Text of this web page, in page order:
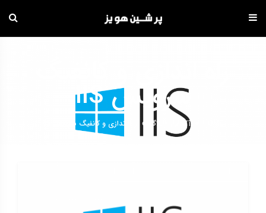
سرویس IIS
»آکادمی بلاگ » راه اندازی و کانفیگ سرویس IIS